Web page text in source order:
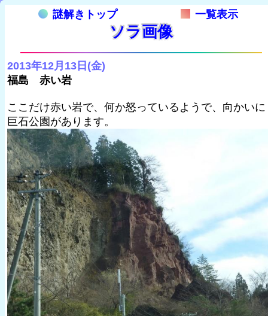
謎解きトップ 一覧表示
ソラ画像
2013年12月13日(金)
福島 赤い岩
ここだけ赤い岩で、何か怒っているようで、向かいに
巨石公園があります。